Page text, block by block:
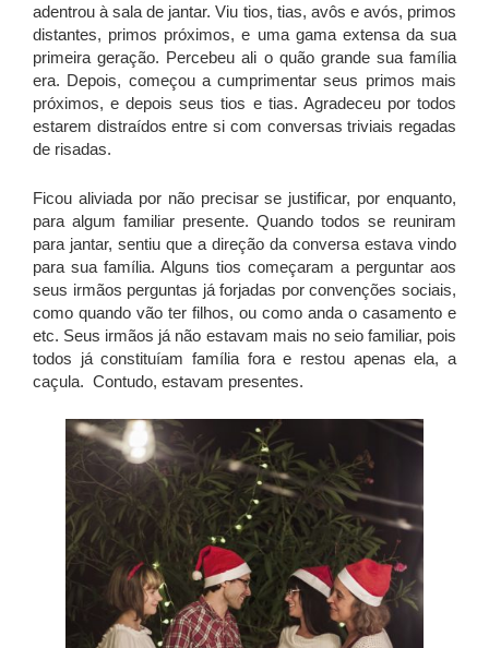
adentrou à sala de jantar. Viu tios, tias, avôs e avós, primos
distantes, primos próximos, e uma gama extensa da sua
primeira geração. Percebeu ali o quão grande sua família
era. Depois, começou a cumprimentar seus primos mais
próximos, e depois seus tios e tias. Agradeceu por todos
estarem distraídos entre si com conversas triviais regadas
de risadas.
Ficou aliviada por não precisar se justificar, por enquanto,
para algum familiar presente. Quando todos se reuniram
para jantar, sentiu que a direção da conversa estava vindo
para sua família. Alguns tios começaram a perguntar aos
seus irmãos perguntas já forjadas por convenções sociais,
como quando vão ter filhos, ou como anda o casamento e
etc. Seus irmãos já não estavam mais no seio familiar, pois
todos já constituíam família fora e restou apenas ela, a
caçula. Contudo, estavam presentes.